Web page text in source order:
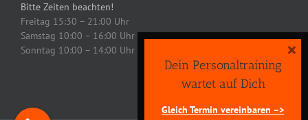
Bitte Zeiten beachten!
Freitag 15:30 – 21:00 Uhr
Samstag 10:00 – 16:00 Uhr
Sonntag 10:00 – 14:00 Uhr
Dein Personaltraining
wartet auf Dich
Gleich Termin vereinbaren –>
×